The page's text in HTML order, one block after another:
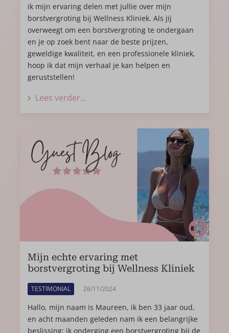
Het genezingsproces van de
borstvergroting
De eerste dagen na de operatie had ik veel pijn. Slapen
en eten ging moeilijk. Maar ik bleef denken aan het
later voelde alles al meteen veel beter en mocht het
verband er ook af. Ik had nog wat pijn aan mijn
rechterborst, maar de kliniek en huisdokter vertelden
me dat dit perfect normaal was.
Het was het allemaal waard
Ik voel me veel vrouwelijker. De negatieve gedachten
die ik voor de borstvergroting had, zijn er niet meer.
Dat is een bevrijdend gevoel. Ik heb veel meer
zelfvertrouwen en straal dit ook uit. Mijn lichaam is
meer in proportie, ik durf nu andere kleding te dragen
en schaam me niet meer.
Ik raad het aan alle vrouwen aan, zeker aan vrouwen
verschillende mensen dokter Damenaangeraden.
Enkele tips die ik nog wil meegeven zijn:
ik mijn ervaring delen met jullie over mijn
borstvergroting bij Wellness Kliniek. Als jij
overweegt om een borstvergroting te ondergaan
en je op zoek bent naar de beste prijzen,
geweldige kwaliteit, en een professionele kliniek,
hoop ik dat mijn verhaal je kan helpen en
geruststellen!
Lees verder...
Mijn echte ervaring met
borstvergroting bij Wellness Kliniek
TESTIMONIAL 26/11/2024
Hallo, mijn naam is Maureen, ik ben 33 jaar oud,
en acht maanden geleden nam ik een belangrijke
beslissing: ik onderging een borstvergroting bij de